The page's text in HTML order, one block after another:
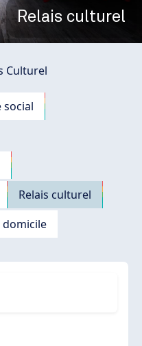
Relais culturel
Culturel
social
Relais culturel
domicile